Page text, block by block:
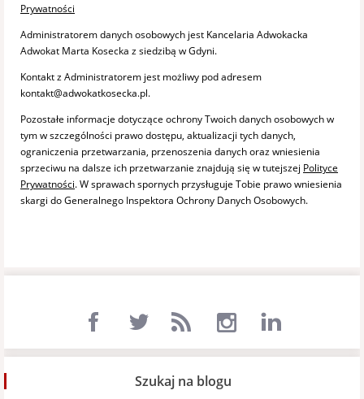
Prywatności
Administratorem danych osobowych jest Kancelaria Adwokacka
Adwokat Marta Kosecka z siedzibą w Gdyni.
Kontakt z Administratorem jest możliwy pod adresem
kontakt@adwokatkosecka.pl.
Pozostałe informacje dotyczące ochrony Twoich danych osobowych w
tym w szczególności prawo dostępu, aktualizacji tych danych,
ograniczenia przetwarzania, przenoszenia danych oraz wniesienia
sprzeciwu na dalsze ich przetwarzanie znajdują się w tutejszej Polityce
Prywatności. W sprawach spornych przysługuje Tobie prawo wniesienia
skargi do Generalnego Inspektora Ochrony Danych Osobowych.
Szukaj na blogu